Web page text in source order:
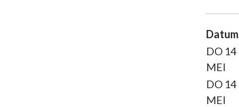
Datum
DO 14
MEI
DO 14
MEI